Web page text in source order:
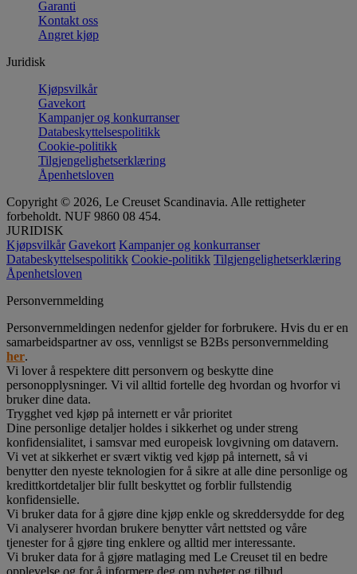
Garanti
Kontakt oss
Angret kjøp
Juridisk
Kjøpsvilkår
Gavekort
Kampanjer og konkurranser
Databeskyttelsespolitikk
Cookie-politikk
Tilgjengelighetserklæring
Åpenhetsloven
Copyright © 2026, Le Creuset Scandinavia. Alle rettigheter
forbeholdt. NUF 9860 08 454.
JURIDISK
Kjøpsvilkår Gavekort Kampanjer og konkurranser
Databeskyttelsespolitikk Cookie-politikk Tilgjengelighetserklæring
Åpenhetsloven
Personvernmelding
Personvernmeldingen nedenfor gjelder for forbrukere. Hvis du er en
samarbeidspartner av oss, vennligst se B2Bs personvernmelding
her.
Vi lover å respektere ditt personvern og beskytte dine
personopplysninger. Vi vil alltid fortelle deg hvordan og hvorfor vi
bruker dine data.
Trygghet ved kjøp på internett er vår prioritet
Dine personlige detaljer holdes i sikkerhet og under streng
konfidensialitet, i samsvar med europeisk lovgivning om datavern.
Vi vet at sikkerhet er svært viktig ved kjøp på internett, så vi
benytter den nyeste teknologien for å sikre at alle dine personlige og
kredittkortdetaljer blir fullt beskyttet og forblir fullstendig
konfidensielle.
Vi bruker data for å gjøre dine kjøp enkle og skreddersydde for deg
Vi analyserer hvordan brukere benytter vårt nettsted og våre
tjenester for å gjøre ting enklere og alltid mer interessante.
Vi bruker data for å gjøre matlaging med Le Creuset til en bedre
opplevelse og for å informere deg om nyheter og tilbud